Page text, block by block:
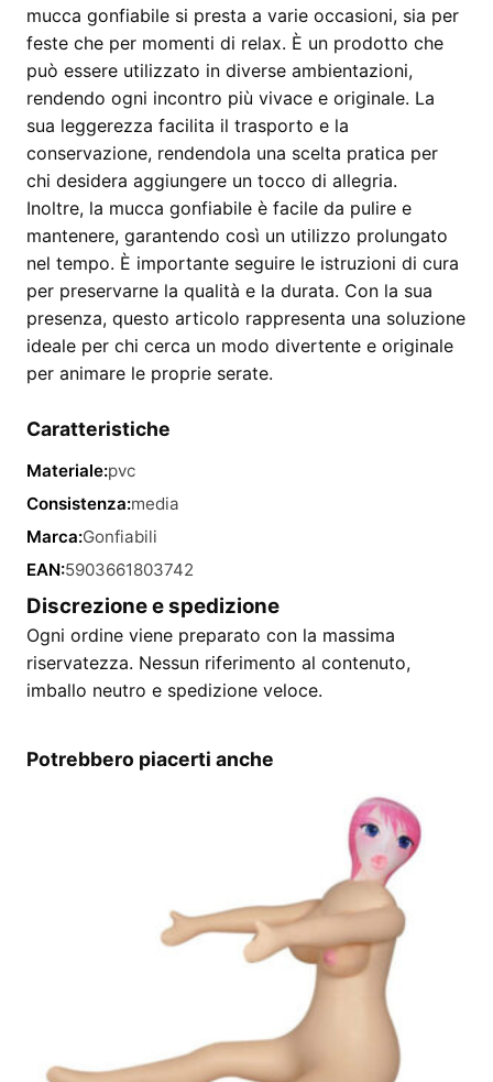
mucca gonfiabile si presta a varie occasioni, sia per
feste che per momenti di relax. È un prodotto che
può essere utilizzato in diverse ambientazioni,
rendendo ogni incontro più vivace e originale. La
sua leggerezza facilita il trasporto e la
conservazione, rendendola una scelta pratica per
chi desidera aggiungere un tocco di allegria.
Inoltre, la mucca gonfiabile è facile da pulire e
mantenere, garantendo così un utilizzo prolungato
nel tempo. È importante seguire le istruzioni di cura
per preservarne la qualità e la durata. Con la sua
presenza, questo articolo rappresenta una soluzione
ideale per chi cerca un modo divertente e originale
per animare le proprie serate.
Caratteristiche
Materiale:pvc
Consistenza:media
Marca:Gonfiabili
EAN:5903661803742
Discrezione e spedizione
Ogni ordine viene preparato con la massima
riservatezza. Nessun riferimento al contenuto,
imballo neutro e spedizione veloce.
Potrebbero piacerti anche